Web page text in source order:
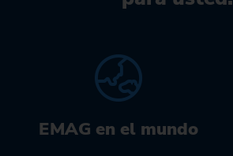
EMAG en el mundo